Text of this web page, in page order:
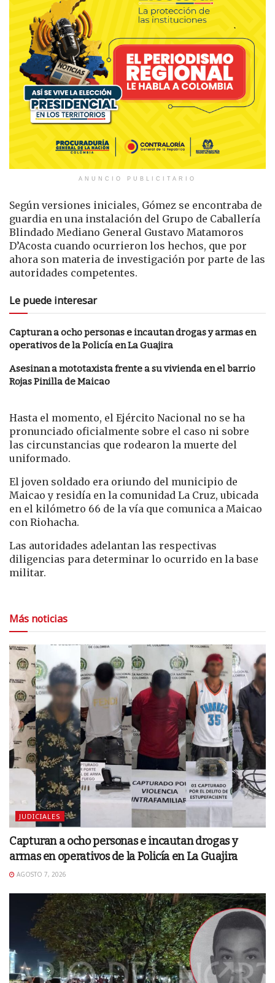
ANUNCIO PUBLICITARIO
Según versiones iniciales, Gómez se encontraba de
guardia en una instalación del Grupo de Caballería
Blindado Mediano General Gustavo Matamoros
D’Acosta cuando ocurrieron los hechos, que por
ahora son materia de investigación por parte de las
autoridades competentes.
Le puede interesar
Capturan a ocho personas e incautan drogas y armas en
operativos de la Policía en La Guajira
Asesinan a mototaxista frente a su vivienda en el barrio
Rojas Pinilla de Maicao
Hasta el momento, el Ejército Nacional no se ha
pronunciado oficialmente sobre el caso ni sobre
las circunstancias que rodearon la muerte del
uniformado.
El joven soldado era oriundo del municipio de
Maicao y residía en la comunidad La Cruz, ubicada
en el kilómetro 66 de la vía que comunica a Maicao
con Riohacha.
Las autoridades adelantan las respectivas
diligencias para determinar lo ocurrido en la base
militar.
Más noticias
JUDICIALES
Capturan a ocho personas e incautan drogas y
armas en operativos de la Policía en La Guajira
AGOSTO 7, 2026